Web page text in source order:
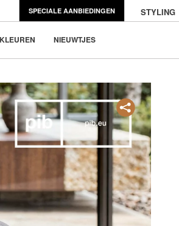
SPECIALE AANBIEDINGEN STYLING
KLEUREN NIEUWTJES